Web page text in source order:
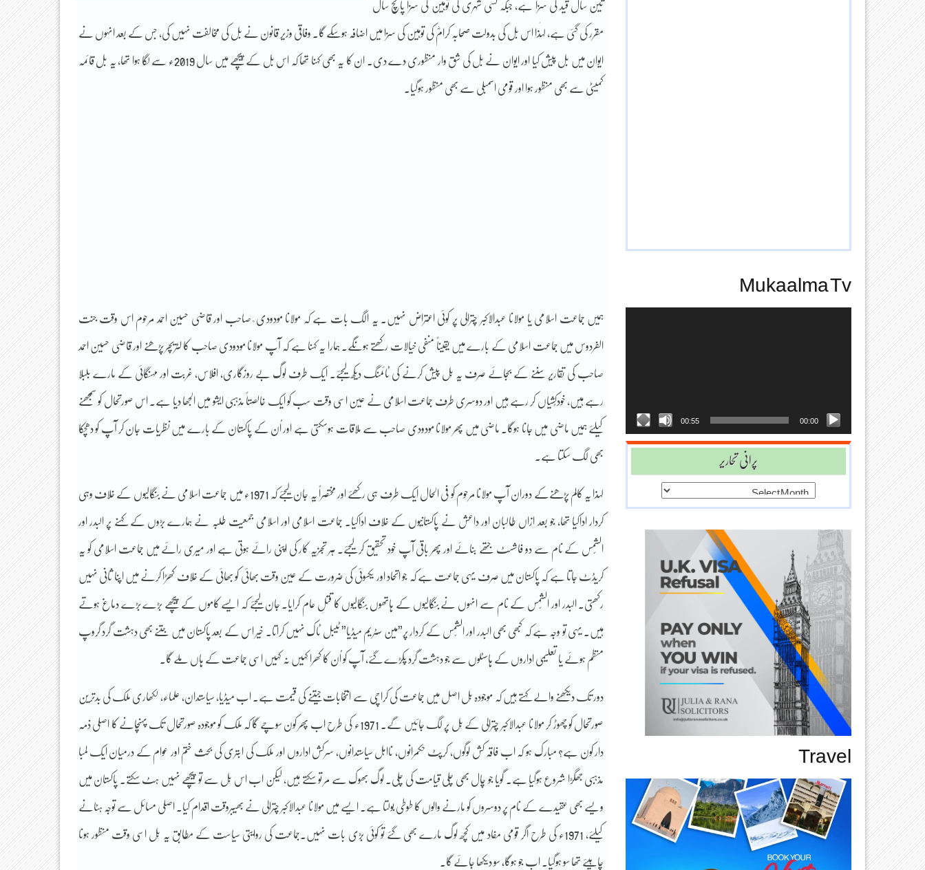
تین سال قید کی سزا ہے، جبکہ کسی شہری کی توہین کی سزا پانچ سال
مقرر کی گئی ہے، لہٰذا اس بل کی بدولت صحابہ کرامؓ کی توہین کی سزا میں اضافہ ہوسکے گا۔ وفاقی وزیر قانون نے بل کی مخالفت نہیں کی، جس کے بعد انہوں نے
ایوان میں بل پیش کیا اور ایوان نے بل کی شق وار منظوری دے دی۔ ان کا یہ بھی کہنا تھا کہ اس بل کے پیچھے میں سال 2019ء سے لگا ہوا تھا، یہ بل قائمہ
کمیٹی سے بھی منظور ہوا اور قومی اسمبلی سے بھی منظور ہوگیا۔
ہمیں جماعت اسلامی یا مولانا عبدالاکبر چترالی پر کوئی اعتراض نہیں۔ یہ الگ بات ہے کہ مولانا مودودی ؒ صاحب اور قاضی حسین احمد مرحوم اس وقت جنت
الفردوس میں جماعت اسلامی کے بارے میں یقیناً منفی خیالات رکھتے ہونگے۔ ہمارا یہ کہنا ہے کہ آپ مولانا مودودی صاحب کا لٹریچر پڑھنے اور قاضی حسین احمد
صاحب کی تقاریر سننے کے بجائے صرف یہ بِل پیش کرنے کی ٹائمنگ دیکھ لیجئے۔ ایک طرف لوگ بے روزگاری، افلاس، غربت اور مہنگائی کے مارے بلبلا
رہے ہیں، خودکُشیاں کر رہے ہیں اور دوسری طرف جماعت اسلامی نے عین اسی وقت سب کو ایک خالصتاً مذہبی ایشو میں الجھا دیا ہے۔ اس صورتحال کو سمجھنے
کیلئے ہمیں ماضی میں جانا ہوگا۔ ماضی میں پھر مولانا مودودی صاحب سے ملاقات ہوسکتی ہے اور اُن کے پاکستان کے بارے میں نظریات جان کر آپ کو دھچکا
بھی لگ سکتا ہے۔
لہذا یہ کالم پڑھنےکے دوران آپ مولانا مرحوم کو فی الحال ایک طرف ہی رکھئے اور مختصراً یہ جان لیجئے کہ 1971ء میں جماعت اسلامی نے بنگالیوں کے خلاف وہی
کردار اداکیا تھا، جو بعد ازاں طالبان اور داعش نے پاکستانیوں کے خلاف اداکیا۔ جماعت اسلامی اور اسلامی جمعیت طلبہ نے ہمارے بڑوں کے کہنے پر البدر اور
الشّمس کے نام سے دو فاشسٹ جتھے بنائے اور پھر باقی آپ خود تحقیق کر لیجئے۔ ہر تجزیہ کار کی اپنی رائے ہوتی ہے اور میری رائے میں جماعت اسلامی کو یہ
کریڈٹ جاتا ہے کہ پاکستان میں صرف یہی جماعت ہے کہ جو اتحاد اور یکسوئی کی ضرورت کے عین وقت بھائی کو بھائی کے خلاف کھڑا کرنے میں اپنا ثانی نہیں
رکھتی۔ البدر اور الشّمس کے نام سے انہوں نے بنگالیوں کے ہاتھوں بنگالیوں کا قتلِ عام کرایا۔ جان لیجئے کہ ایسے کاموں کے پیچھے بڑے بڑے دماغ ہوتے
ہیں۔ یہی تو وجہ ہے کہ کبھی بھی البدر اور الشّمس کے کردار پر”مین سٹریم میڈیا” ٹیبل ٹاک نہیں کراتا۔ خیر اس کے بعد پاکستان میں جتنے بھی دہشت گرد گروپ
منظم ہوئے یا تعلیمی اداروں کے ہاسٹلوں سے جو دہشت گرد پکڑے گئے، آپ کو اُن کا کھرا کہیں نہ کہیں اسی جماعت کے ہاں ملے گا۔
دور تک دیکھنے والے کہتے ہیں کہ موجودہ بِل اصل میں جماعت کی کراچی سے انتخابات جیتنے کی قیمت ہے۔ اب میڈیا، سیاستدان، علماء، لکھاری ملک کی بدترین
صورتحال کو چھوڑ کر مولانا عبدالاکبر چترالی کے بِل پر لگ جائیں گے۔ 1971ء کی طرح اب پھر کون سوچے گا کہ ملک کو موجودہ صورتحال تک پہنچانے کا اصلی ذمہ
دار کون ہے؟ مبارک ہو کہ اب فاقہ کش لوگوں، کرپٹ حکمرانوں، نااہل سیاستدانوں، سرکش اداروں اور ملک کی ابتری کی بحث ختم اور عوام کے درمیان ایک لمبا
مذہبی جھگڑا شروع ہوگیا ہے۔ گویا جو چال بھی چلی قیامت کی چلی۔ لوگ بھوک سے مر تو سکتے ہیں، لیکن اب اس بِل سے تو پیچھے نہیں ہٹ سکتے۔ پاکستان میں
ویسے بھی عقیدے کے نام پر دوسروں کو مارنے والوں کا طوطی بولتا ہے۔ ایسے میں مولانا عبدالاکبر چترالی نے بھیبروقت اقدام کیا۔ اصلی مسائل سے توجہ ہٹانے
کیلئے، 1971ء کی طرح اگر قومی مفاد میں کچھ لوگ مارے بھی گئے تو کوئی بڑی بات نہیں۔جماعت کی روایتی سیاست کے مطابق یہ بِل اسی وقت منظور ہونا
چاہیئے تھا سو ہوگیا۔ اب جو ہوگا، سو دیکھا جائے گا۔
Mukaalma Tv
00:00
00:55
پرانی تحاریر
Travel